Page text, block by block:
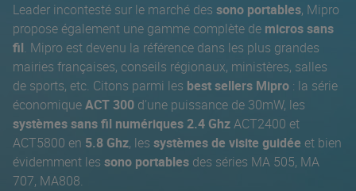
Leader incontesté sur le marché des sono portables, Mipro
propose également une gamme complète de micros sans
fil. Mipro est devenu la référence dans les plus grandes
mairies françaises, conseils régionaux, ministères, salles
de sports, etc. Citons parmi les best sellers Mipro : la série
économiqueACT 300 d’une puissance de 30mW, les
systèmes sans fil numériques 2.4 GhzACT2400 et
ACT5800 en 5.8 Ghz, les systèmes de visite guidée et bien
évidemment les sono portables des séries MA 505, MA
707, MA808.